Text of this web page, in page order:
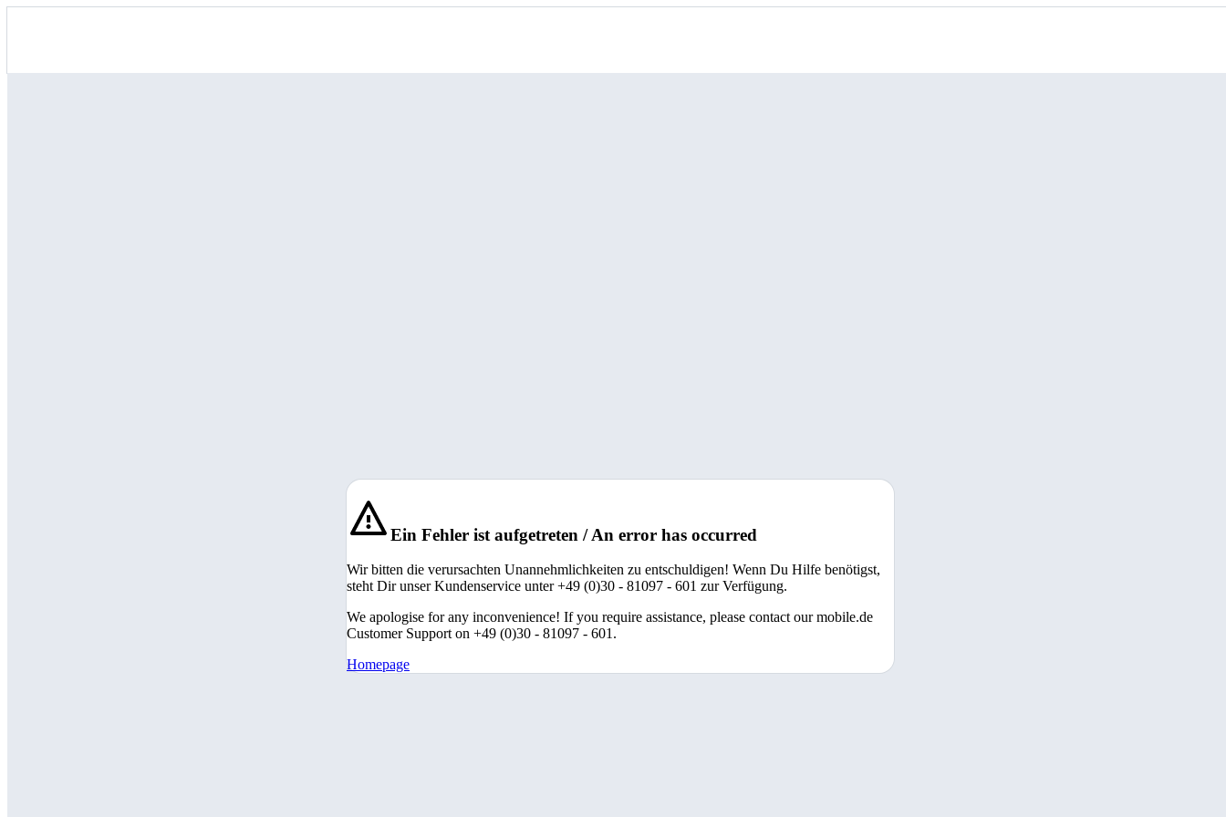
Ein Fehler ist aufgetreten / An error has occurred
Wir bitten die verursachten Unannehmlichkeiten zu entschuldigen! Wenn Du Hilfe benötigst,
steht Dir unser Kundenservice unter +49 (0)30 - 81097 - 601 zur Verfügung.
We apologise for any inconvenience! If you require assistance, please contact our mobile.de
Customer Support on +49 (0)30 - 81097 - 601.
Homepage